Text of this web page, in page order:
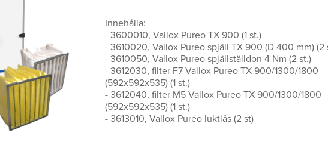
Innehålla:
- 3600010, Vallox Pureo TX 900 (1 st.)
- 3610020, Vallox Pureo spjäll TX 900 (D 400 mm) (2
- 3610050, Vallox Pureo spjällställdon 4 Nm (2 st.)
- 3612030, filter F7 Vallox Pureo TX 900/1300/1800
(592x592x535) (1 st.)
- 3612040, filter M5 Vallox Pureo TX 900/1300/1800
(592x592x535) (1 st.)
- 3613010, Vallox Pureo luktlås (2 st)